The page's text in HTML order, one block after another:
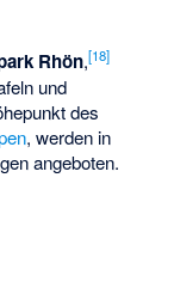
Rhön,[18]
und
des
, werden in
angeboten.